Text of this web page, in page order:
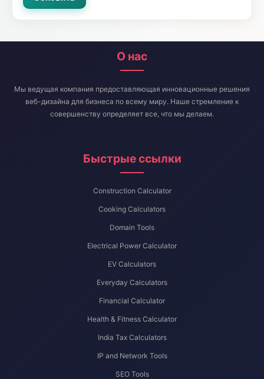
О нас
Мы ведущая компания предоставляющая инновационные решения
веб-дизайна для бизнеса по всему миру. Наше стремление к
совершенству определяет все, что мы делаем.
Быстрые ссылки
Construction Calculator
Cooking Calculators
Domain Tools
Electrical Power Calculator
EV Calculators
Everyday Calculators
Financial Calculator
Health & Fitness Calculator
India Tax Calculators
IP and Network Tools
SEO Tools